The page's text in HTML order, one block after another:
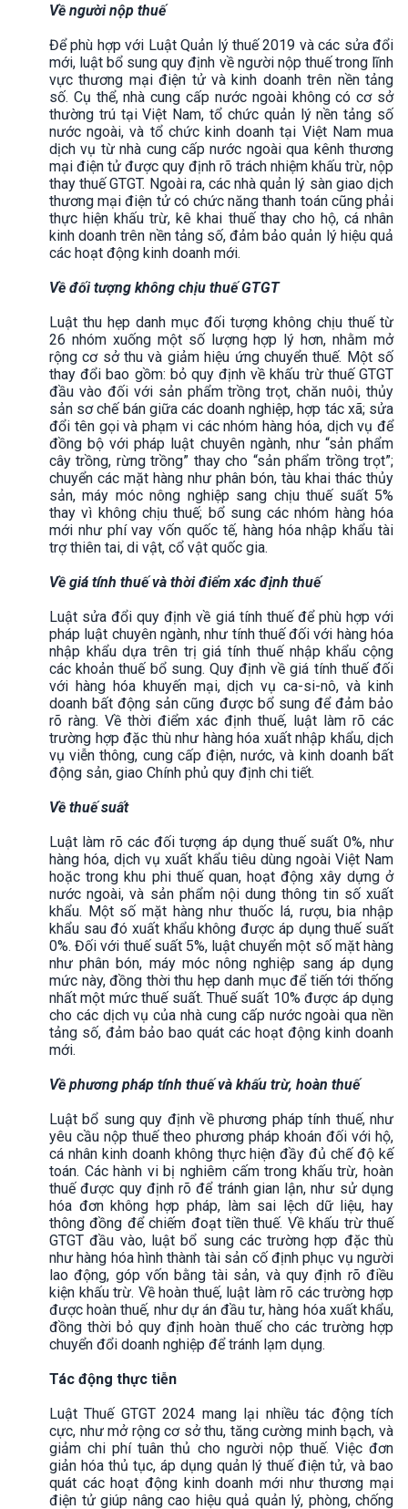
Về người nộp thuế
Để phù hợp với Luật Quản lý thuế 2019 và các sửa đổi
mới, luật bổ sung quy định về người nộp thuế trong lĩnh
vực thương mại điện tử và kinh doanh trên nền tảng
số. Cụ thể, nhà cung cấp nước ngoài không có cơ sở
thường trú tại Việt Nam, tổ chức quản lý nền tảng số
nước ngoài, và tổ chức kinh doanh tại Việt Nam mua
dịch vụ từ nhà cung cấp nước ngoài qua kênh thương
mại điện tử được quy định rõ trách nhiệm khấu trừ, nộp
thay thuế GTGT. Ngoài ra, các nhà quản lý sàn giao dịch
thương mại điện tử có chức năng thanh toán cũng phải
thực hiện khấu trừ, kê khai thuế thay cho hộ, cá nhân
kinh doanh trên nền tảng số, đảm bảo quản lý hiệu quả
các hoạt động kinh doanh mới.
Về đối tượng không chịu thuế GTGT
Luật thu hẹp danh mục đối tượng không chịu thuế từ
26 nhóm xuống một số lượng hợp lý hơn, nhằm mở
rộng cơ sở thu và giảm hiệu ứng chuyển thuế. Một số
thay đổi bao gồm: bỏ quy định về khấu trừ thuế GTGT
đầu vào đối với sản phẩm trồng trọt, chăn nuôi, thủy
sản sơ chế bán giữa các doanh nghiệp, hợp tác xã; sửa
đổi tên gọi và phạm vi các nhóm hàng hóa, dịch vụ để
đồng bộ với pháp luật chuyên ngành, như “sản phẩm
cây trồng, rừng trồng” thay cho “sản phẩm trồng trọt”;
chuyển các mặt hàng như phân bón, tàu khai thác thủy
sản, máy móc nông nghiệp sang chịu thuế suất 5%
thay vì không chịu thuế; bổ sung các nhóm hàng hóa
mới như phí vay vốn quốc tế, hàng hóa nhập khẩu tài
trợ thiên tai, di vật, cổ vật quốc gia.
Về giá tính thuế và thời điểm xác định thuế
Luật sửa đổi quy định về giá tính thuế để phù hợp với
pháp luật chuyên ngành, như tính thuế đối với hàng hóa
nhập khẩu dựa trên trị giá tính thuế nhập khẩu cộng
các khoản thuế bổ sung. Quy định về giá tính thuế đối
với hàng hóa khuyến mại, dịch vụ ca-si-nô, và kinh
doanh bất động sản cũng được bổ sung để đảm bảo
rõ ràng. Về thời điểm xác định thuế, luật làm rõ các
trường hợp đặc thù như hàng hóa xuất nhập khẩu, dịch
vụ viễn thông, cung cấp điện, nước, và kinh doanh bất
động sản, giao Chính phủ quy định chi tiết.
Về thuế suất
Luật làm rõ các đối tượng áp dụng thuế suất 0%, như
hàng hóa, dịch vụ xuất khẩu tiêu dùng ngoài Việt Nam
hoặc trong khu phi thuế quan, hoạt động xây dựng ở
nước ngoài, và sản phẩm nội dung thông tin số xuất
khẩu. Một số mặt hàng như thuốc lá, rượu, bia nhập
khẩu sau đó xuất khẩu không được áp dụng thuế suất
0%. Đối với thuế suất 5%, luật chuyển một số mặt hàng
như phân bón, máy móc nông nghiệp sang áp dụng
mức này, đồng thời thu hẹp danh mục để tiến tới thống
nhất một mức thuế suất. Thuế suất 10% được áp dụng
cho các dịch vụ của nhà cung cấp nước ngoài qua nền
tảng số, đảm bảo bao quát các hoạt động kinh doanh
mới.
Về phương pháp tính thuế và khấu trừ, hoàn thuế
Luật bổ sung quy định về phương pháp tính thuế, như
yêu cầu nộp thuế theo phương pháp khoán đối với hộ,
cá nhân kinh doanh không thực hiện đầy đủ chế độ kế
toán. Các hành vi bị nghiêm cấm trong khấu trừ, hoàn
thuế được quy định rõ để tránh gian lận, như sử dụng
hóa đơn không hợp pháp, làm sai lệch dữ liệu, hay
thông đồng để chiếm đoạt tiền thuế. Về khấu trừ thuế
GTGT đầu vào, luật bổ sung các trường hợp đặc thù
như hàng hóa hình thành tài sản cố định phục vụ người
lao động, góp vốn bằng tài sản, và quy định rõ điều
kiện khấu trừ. Về hoàn thuế, luật làm rõ các trường hợp
được hoàn thuế, như dự án đầu tư, hàng hóa xuất khẩu,
đồng thời bỏ quy định hoàn thuế cho các trường hợp
chuyển đổi doanh nghiệp để tránh lạm dụng.
Tác động thực tiễn
Luật Thuế GTGT 2024 mang lại nhiều tác động tích
cực, như mở rộng cơ sở thu, tăng cường minh bạch, và
giảm chi phí tuân thủ cho người nộp thuế. Việc đơn
giản hóa thủ tục, áp dụng quản lý thuế điện tử, và bao
quát các hoạt động kinh doanh mới như thương mại
điện tử giúp nâng cao hiệu quả quản lý, phòng, chống